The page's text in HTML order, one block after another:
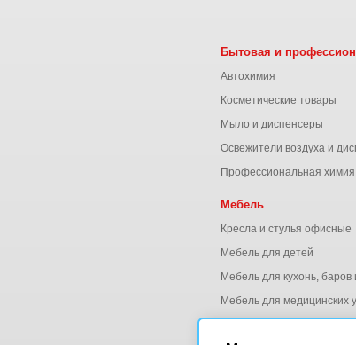
Бытовая и
Автохимия
Косметические товары
Мыло и диспенсеры
Освежители воздуха и
Профессиональная химия
Мебель
Кресла и стулья офисные
Мебель для детей
Мебель для кухонь, баров
Мебель для медицинских